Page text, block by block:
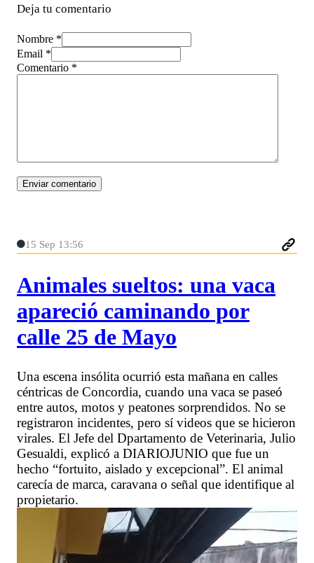
Deja tu comentario
Nombre *
Email *
Comentario *
15 Sep 13:56
Animales sueltos: una vaca
apareció caminando por
calle 25 de Mayo
Una escena insólita ocurrió esta mañana en calles
céntricas de Concordia, cuando una vaca se paseó
entre autos, motos y peatones sorprendidos. No se
registraron incidentes, pero sí videos que se hicieron
virales. El Jefe del Dpartamento de Veterinaria, Julio
Gesualdi, explicó a DIARIOJUNIO que fue un
hecho “fortuito, aislado y excepcional”. El animal
carecía de marca, caravana o señal que identifique al
propietario.